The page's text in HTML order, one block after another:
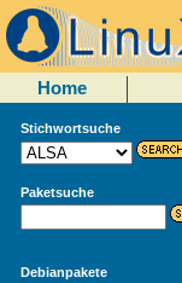
Home
Stichwortsuche
Paketsuche
Debianpakete